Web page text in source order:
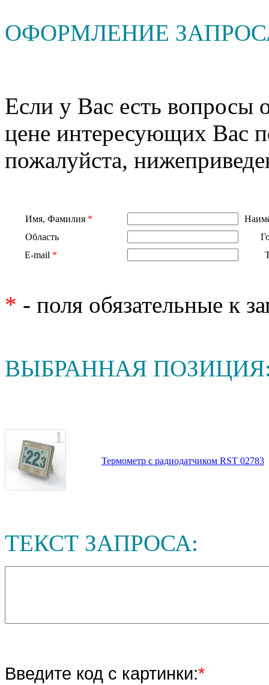
ОФОРМЛЕНИЕ
Если у Вас есть вопросы
цене интересующих Вас
пожалуйста,
Имя, Фамилия *
Область
E-mail *
* - поля обязательные к
ВЫБРАННАЯ
Термометр с радиодатчиком RST 02783
ТЕКСТ ЗАПРОСА:
Введите код с картинки:*